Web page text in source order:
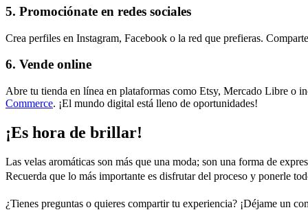
5. Promociónate en redes sociales
Crea perfiles en Instagram, Facebook o la red que prefieras.
6. Vende online
Abre tu tienda en línea en plataformas como Etsy, Mercado Libre o
Commerce. ¡El mundo digital está lleno de oportunidades!
¡Es hora de brillar!
Las velas aromáticas son más que una moda; son una forma de
Recuerda que lo más importante es disfrutar del proceso y ponerle
¿Tienes preguntas o quieres compartir tu experiencia? ¡Déjame un